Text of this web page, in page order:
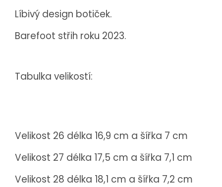
Líbivý design botiček.
Barefoot střih roku 2023.
Tabulka velikostí:
Velikost 26 délka 16,9 cm a šířka 7 cm
Velikost 27 délka 17,5 cm a šířka 7,1 cm
Velikost 28 délka 18,1 cm a šířka 7,2 cm